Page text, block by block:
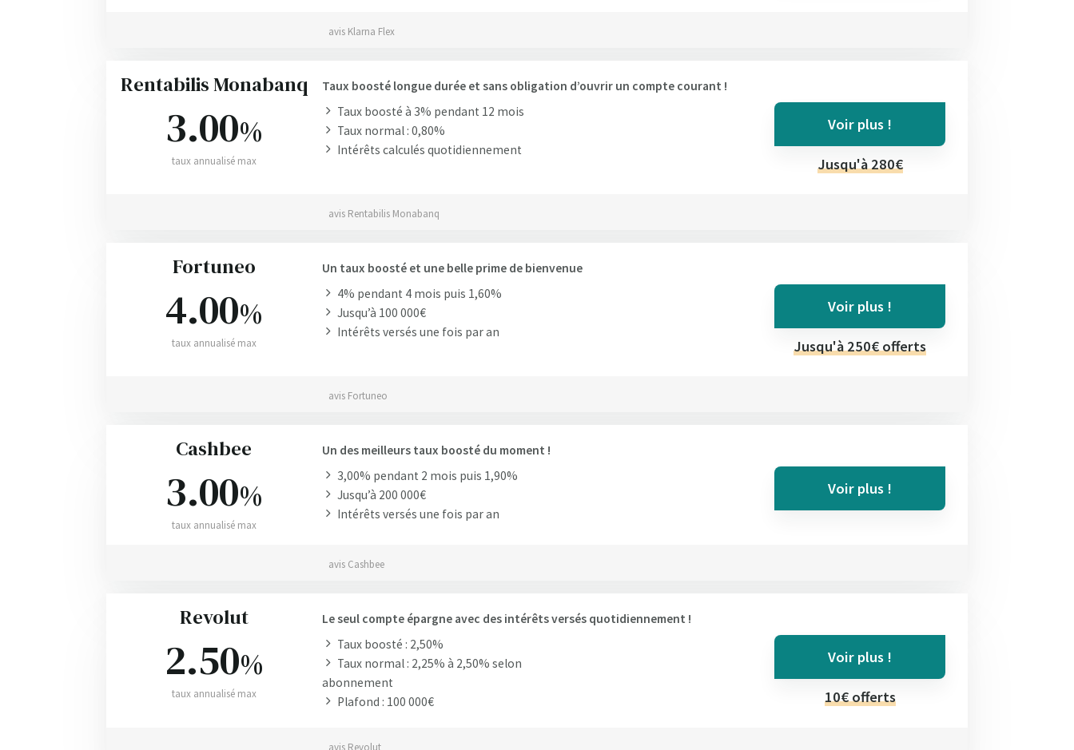
avis Klarna Flex
3.00%
taux annualisé max
Rentabilis Monabanq
Taux boosté longue durée et sans obligation d’ouvrir un compte courant !
Taux boosté à 3% pendant 12 mois
Taux normal : 0,80%
Intérêts calculés quotidiennement
Voir plus !
Jusqu'à 280€
avis Rentabilis Monabanq
4.00%
taux annualisé max
Fortuneo
Un taux boosté et une belle prime de bienvenue
4% pendant 4 mois puis 1,60%
Jusqu’à 100 000€
Intérêts versés une fois par an
Voir plus !
Jusqu'à 250€ offerts
avis Fortuneo
3.00%
taux annualisé max
Cashbee
Un des meilleurs taux boosté du moment !
3,00% pendant 2 mois puis 1,90%
Jusqu’à 200 000€
Intérêts versés une fois par an
Voir plus !
avis Cashbee
2.50%
taux annualisé max
Revolut
Le seul compte épargne avec des intérêts versés quotidiennement !
Taux boosté : 2,50%
Taux normal : 2,25% à 2,50% selon
abonnement
Plafond : 100 000€
Voir plus !
10€ offerts
avis Revolut